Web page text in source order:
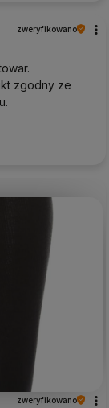
zweryfikowano
zgodny ze
zweryfikowano